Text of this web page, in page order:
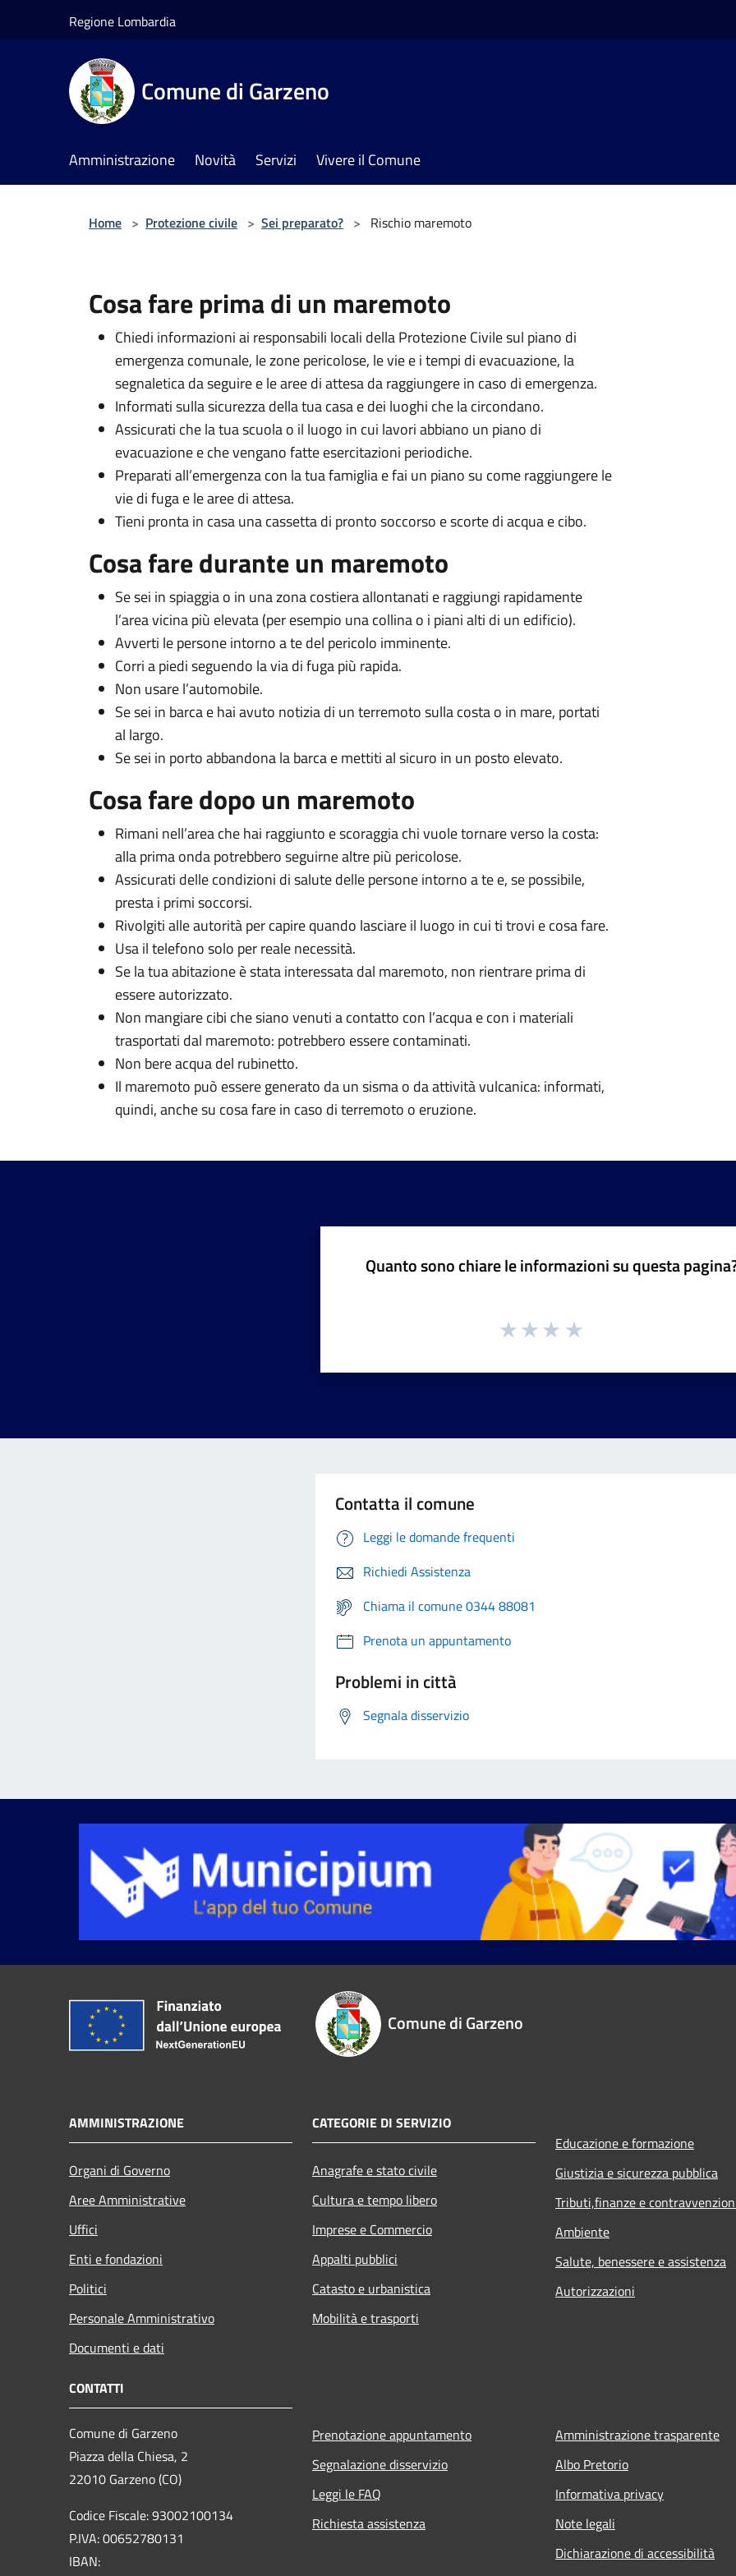
Regione Lombardia
Comune di Garzeno
Amministrazione Novità Servizi Vivere il Comune
Home > Protezione civile > Sei preparato? > Rischio maremoto
Cosa fare prima di un maremoto
Chiedi informazioni ai responsabili locali della Protezione Civile sul piano di
emergenza comunale, le zone pericolose, le vie e i tempi di evacuazione, la
segnaletica da seguire e le aree di attesa da raggiungere in caso di emergenza.
Informati sulla sicurezza della tua casa e dei luoghi che la circondano.
Assicurati che la tua scuola o il luogo in cui lavori abbiano un piano di
evacuazione e che vengano fatte esercitazioni periodiche.
Preparati all’emergenza con la tua famiglia e fai un piano su come raggiungere le
vie di fuga e le aree di attesa.
Tieni pronta in casa una cassetta di pronto soccorso e scorte di acqua e cibo.
Cosa fare durante un maremoto
Se sei in spiaggia o in una zona costiera allontanati e raggiungi rapidamente
l’area vicina più elevata (per esempio una collina o i piani alti di un edificio).
Avverti le persone intorno a te del pericolo imminente.
Corri a piedi seguendo la via di fuga più rapida.
Non usare l’automobile.
Se sei in barca e hai avuto notizia di un terremoto sulla costa o in mare, portati
al largo.
Se sei in porto abbandona la barca e mettiti al sicuro in un posto elevato.
Cosa fare dopo un maremoto
Rimani nell’area che hai raggiunto e scoraggia chi vuole tornare verso la costa:
alla prima onda potrebbero seguirne altre più pericolose.
Assicurati delle condizioni di salute delle persone intorno a te e, se possibile,
presta i primi soccorsi.
Rivolgiti alle autorità per capire quando lasciare il luogo in cui ti trovi e cosa fare.
Usa il telefono solo per reale necessità.
Se la tua abitazione è stata interessata dal maremoto, non rientrare prima di
essere autorizzato.
Non mangiare cibi che siano venuti a contatto con l’acqua e con i materiali
trasportati dal maremoto: potrebbero essere contaminati.
Non bere acqua del rubinetto.
Il maremoto può essere generato da un sisma o da attività vulcanica: informati,
quindi, anche su cosa fare in caso di terremoto o eruzione.
Quanto sono chiare le informazioni su questa
Contatta il comune
Leggi le domande frequenti
Richiedi Assistenza
Chiama il comune 0344 88081
Prenota un appuntamento
Problemi in città
Segnala disservizio
Comune di Garzeno
AMMINISTRAZIONE
Organi di Governo
Aree Amministrative
Uffici
Enti e fondazioni
Politici
Personale Amministrativo
Documenti e dati
CATEGORIE DI SERVIZIO
Anagrafe e stato civile
Cultura e tempo libero
Imprese e Commercio
Appalti pubblici
Catasto e urbanistica
Mobilità e trasporti
Educazione e formazione
Giustizia e sicurezza pubblica
Tributi,finanze e
Ambiente
Salute, benessere e assistenza
Autorizzazioni
CONTATTI
Comune di Garzeno
Piazza della Chiesa, 2
22010 Garzeno (CO)
Codice Fiscale: 93002100134
P.IVA: 00652780131
IBAN:
Prenotazione appuntamento
Segnalazione disservizio
Leggi le FAQ
Richiesta assistenza
Amministrazione trasparente
Albo Pretorio
Informativa privacy
Note legali
Dichiarazione di accessibilità